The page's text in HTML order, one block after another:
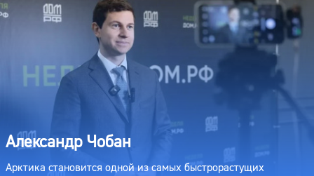
Александр Чобан
Арктика становится одной из самых быстрорастущих